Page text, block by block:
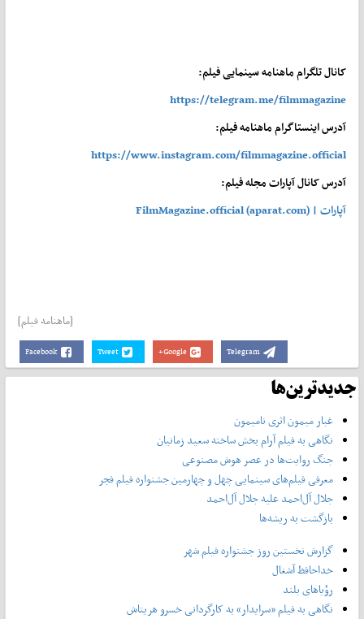
کانال تلگرام ماهنامه سینمایی فیلم:
https://telegram.me/filmmagazine
آدرس اینستاگرام ماهنامه فیلم:
https://www.instagram.com/filmmagazine.official
آدرس کانال آپارات مجله فیلم:
آپارات | FilmMagazine.official (aparat.com)
[ماهنامه فیلم]
Facebook Tweet Google+ Telegram
جدیدترین‌ها
غبار میمون اثری نامیمون
نگاهی به فیلم آرام بخش ساخته سعید زمانیان
جنگ روایت‌ها در عصر هوش مصنوعی
معرفی فیلم‌های سینمایی چهل‌ و چهارمین جشنواره فیلم فجر
جلال آل‌احمد علیه جلال آل‌‌احمد
بازگشت به ریشه‌ها
گزارش نخستین روز جشنواره فیلم شهر
خداحافظ آشغال
رؤیاهای بلند
نگاهی به فیلم «سرایدار» به کارگردانی خسرو هریتاش